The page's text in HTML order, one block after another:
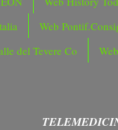
Web
del Tevere Co